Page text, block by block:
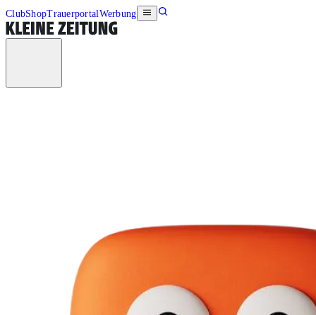
ClubShopTrauerportalWerbung